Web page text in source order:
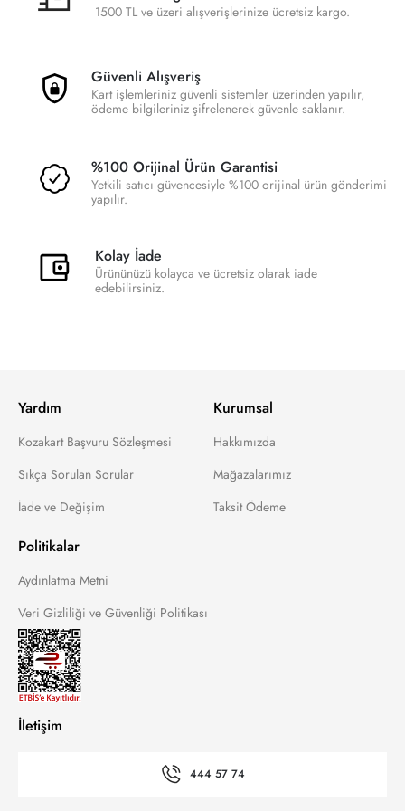
1500 TL ve üzeri alışverişlerinize ücretsiz kargo.
Güvenli Alışveriş
Kart işlemleriniz güvenli sistemler üzerinden yapılır,
ödeme bilgileriniz şifrelenerek güvenle saklanır.
%100 Orijinal Ürün Garantisi
Yetkili satıcı güvencesiyle %100 orijinal ürün gönderimi
yapılır.
Kolay İade
Ürününüzü kolayca ve ücretsiz olarak iade
edebilirsiniz.
Yardım
Kozakart Başvuru Sözleşmesi
Sıkça Sorulan Sorular
İade ve Değişim
Kurumsal
Hakkımızda
Mağazalarımız
Taksit Ödeme
Politikalar
Aydınlatma Metni
Veri Gizliliği ve Güvenliği Politikası
İletişim
444 57 74